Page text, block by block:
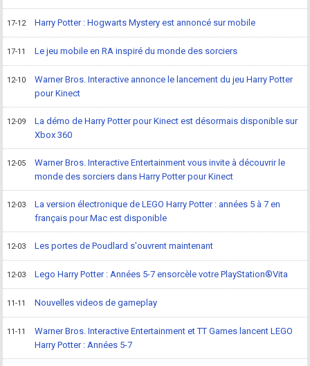
17-12 Harry Potter : Hogwarts Mystery est annoncé sur mobile
17-11 Le jeu mobile en RA inspiré du monde des sorciers
12-10
Warner Bros. Interactive annonce le lancement du jeu Harry Potter
pour Kinect
12-09
La démo de Harry Potter pour Kinect est désormais disponible sur
Xbox 360
12-05
Warner Bros. Interactive Entertainment vous invite à découvrir le
monde des sorciers dans Harry Potter pour Kinect
12-03
La version électronique de LEGO Harry Potter : années 5 à 7 en
français pour Mac est disponible
12-03 Les portes de Poudlard s'ouvrent maintenant
12-03 Lego Harry Potter : Années 5-7 ensorcèle votre PlayStation®Vita
11-11 Nouvelles videos de gameplay
11-11
Warner Bros. Interactive Entertainment et TT Games lancent LEGO
Harry Potter : Années 5-7